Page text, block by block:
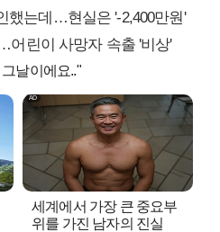
했는데…현실은 '-2,400만원'
어린이 사망자 속출 '비상'
날이에요.."
세계에서 가장 큰 중요부
위를 가진 남자의 진실